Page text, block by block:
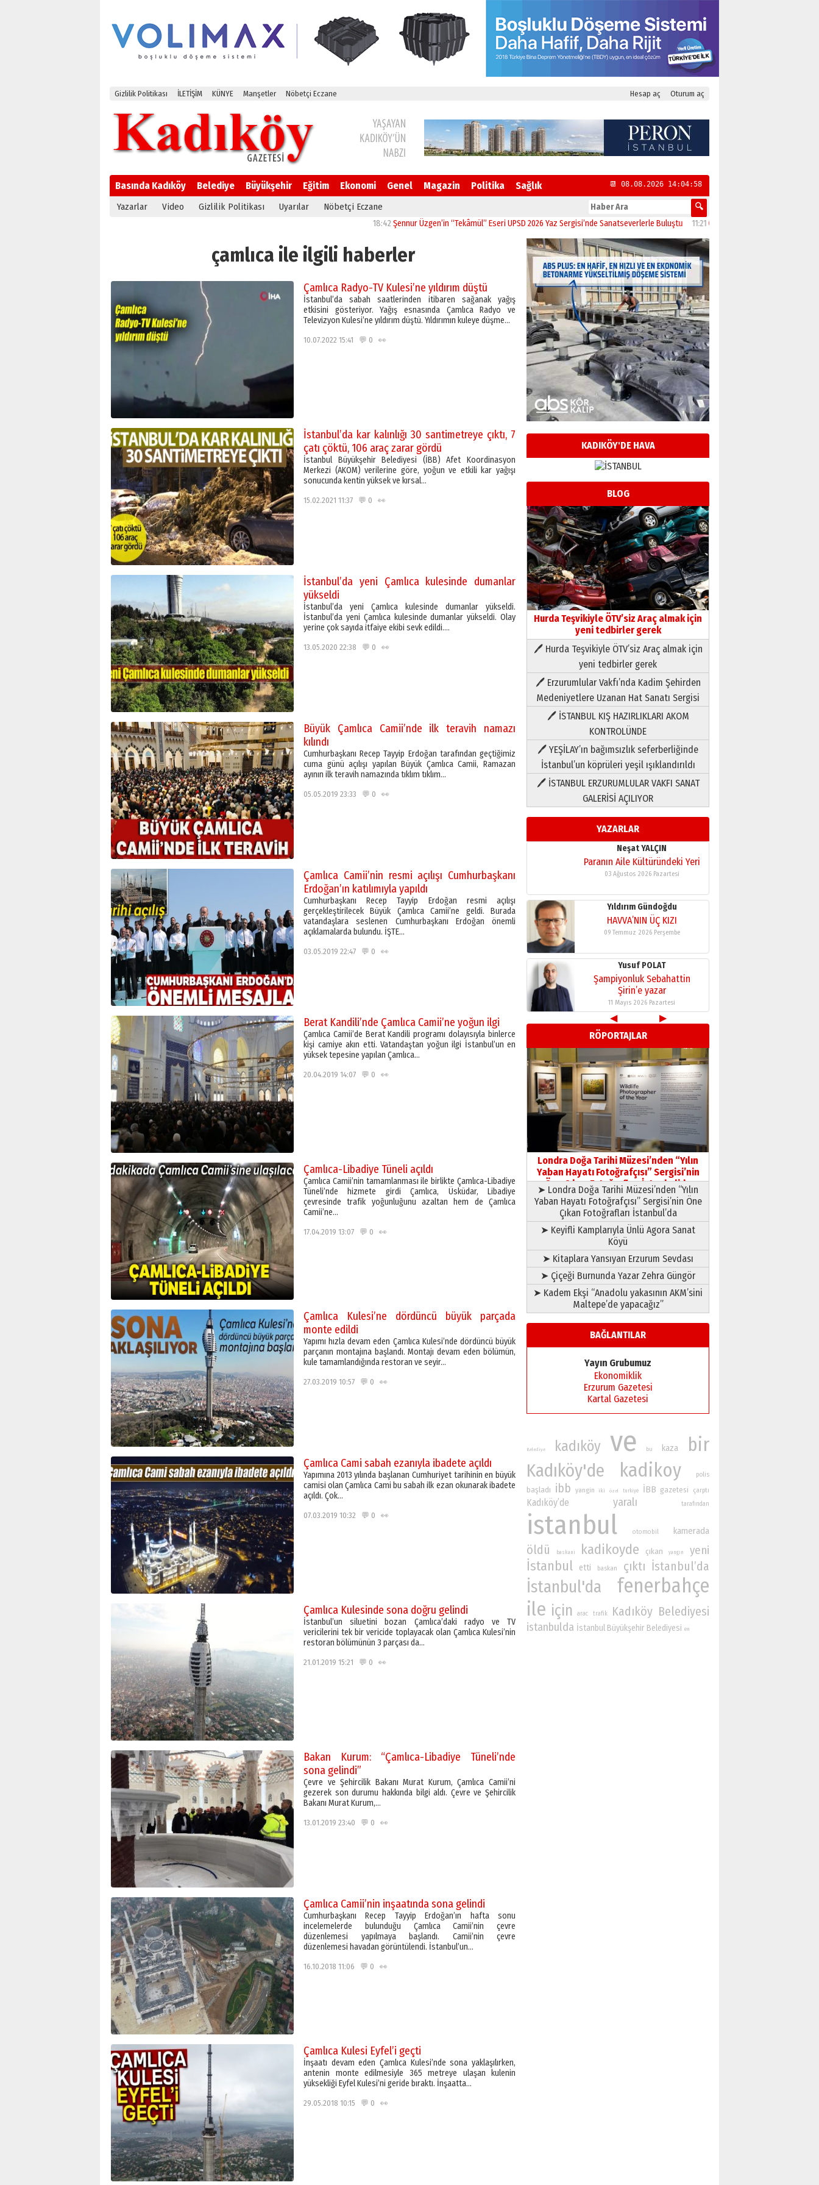
Gizlilik Politikası İLETİŞİM KÜNYE Manşetler Nöbetçi Eczane Hesap aç Oturum aç
Basında Kadıköy Belediye Büyükşehir Eğitim Ekonomi Genel Magazin Politika Sağlık 📆 08.08.2026 14:04:59
Yazarlar Video Gizlilik Politikası Uyarılar Nöbetçi Eczane
Şennur Üzgen’in “Tekâmül” Eseri UPSD 2026 Yaz Sergisi’nde Sanatseverlerle Buluştu 11:21CHP Kadıköy İlçe Başkanlığı’na Yasemin Özsaraç
çamlıca ile ilgili haberler
Çamlıca Radyo-TV Kulesi’ne yıldırım düştü
İstanbul’da sabah saatlerinden itibaren sağanak yağış
etkisini gösteriyor. Yağış esnasında Çamlıca Radyo ve
Televizyon Kulesi’ne yıldırım düştü. Yıldırımın kuleye düşme…
10.07.2022 15:41 💬 0 👀
İstanbul’da kar kalınlığı 30 santimetreye çıktı, 7
çatı çöktü, 106 araç zarar gördü
İstanbul Büyükşehir Belediyesi (İBB) Afet Koordinasyon
Merkezi (AKOM) verilerine göre, yoğun ve etkili kar yağışı
sonucunda kentin yüksek ve kırsal…
15.02.2021 11:37 💬 0 👀
İstanbul’da yeni Çamlıca kulesinde dumanlar
yükseldi
İstanbul’da yeni Çamlıca kulesinde dumanlar yükseldi.
İstanbul’da yeni Çamlıca kulesinde dumanlar yükseldi. Olay
yerine çok sayıda itfaiye ekibi sevk edildi….
13.05.2020 22:38 💬 0 👀
Büyük Çamlıca Camii’nde ilk teravih namazı
kılındı
Cumhurbaşkanı Recep Tayyip Erdoğan tarafından geçtiğimiz
cuma günü açılışı yapılan Büyük Çamlıca Camii, Ramazan
ayının ilk teravih namazında tıklım tıklım…
05.05.2019 23:33 💬 0 👀
Çamlıca Camii’nin resmi açılışı Cumhurbaşkanı
Erdoğan’ın katılımıyla yapıldı
Cumhurbaşkanı Recep Tayyip Erdoğan resmi açılışı
gerçekleştirilecek Büyük Çamlıca Camii’ne geldi. Burada
vatandaşlara seslenen Cumhurbaşkanı Erdoğan önemli
açıklamalarda bulundu. İŞTE…
03.05.2019 22:47 💬 0 👀
Berat Kandili’nde Çamlıca Camii’ne yoğun ilgi
Çamlıca Camii’de Berat Kandili programı dolayısıyla binlerce
kişi camiye akın etti. Vatandaştan yoğun ilgi İstanbul’un en
yüksek tepesine yapılan Çamlıca…
20.04.2019 14:07 💬 0 👀
Çamlıca-Libadiye Tüneli açıldı
Çamlıca Camii’nin tamamlanması ile birlikte Çamlıca-Libadiye
Tüneli’nde hizmete girdi Çamlıca, Üsküdar, Libadiye
çevresinde trafik yoğunluğunu azaltan hem de Çamlıca
Camii’ne…
17.04.2019 13:07 💬 0 👀
Çamlıca Kulesi’ne dördüncü büyük parçada
monte edildi
Yapımı hızla devam eden Çamlıca Kulesi’nde dördüncü büyük
parçanın montajına başlandı. Montajı devam eden bölümün,
kule tamamlandığında restoran ve seyir…
27.03.2019 10:57 💬 0 👀
Çamlıca Cami sabah ezanıyla ibadete açıldı
Yapımına 2013 yılında başlanan Cumhuriyet tarihinin en büyük
camisi olan Çamlıca Cami bu sabah ilk ezan okunarak ibadete
açıldı. Çok…
07.03.2019 10:32 💬 0 👀
Çamlıca Kulesinde sona doğru gelindi
İstanbul’un siluetini bozan Çamlıca’daki radyo ve TV
vericilerini tek bir vericide toplayacak olan Çamlıca Kulesi’nin
restoran bölümünün 3 parçası da…
21.01.2019 15:21 💬 0 👀
Bakan Kurum: “Çamlıca-Libadiye Tüneli’nde
sona gelindi”
Çevre ve Şehircilik Bakanı Murat Kurum, Çamlıca Camii’ni
gezerek son durumu hakkında bilgi aldı. Çevre ve Şehircilik
Bakanı Murat Kurum,…
13.01.2019 23:40 💬 0 👀
Çamlıca Camii’nin inşaatında sona gelindi
Cumhurbaşkanı Recep Tayyip Erdoğan’ın hafta sonu
incelemelerde bulunduğu Çamlıca Camii’nin çevre
düzenlemesi yapılmaya başlandı. Camii’nin çevre
düzenlemesi havadan görüntülendi. İstanbul’un…
16.10.2018 11:06 💬 0 👀
Çamlıca Kulesi Eyfel’i geçti
İnşaatı devam eden Çamlıca Kulesi’nde sona yaklaşılırken,
antenin monte edilmesiyle 365 metreye ulaşan kulenin
yüksekliği Eyfel Kulesi’ni geride bıraktı. İnşaatta…
29.05.2018 10:15 💬 0 👀
KADIKÖY'DE HAVA
BLOG
Hurda Teşvikiyle ÖTV’siz Araç almak için
yeni tedbirler gerek
🖊 Hurda Teşvikiyle ÖTV’siz Araç almak için
yeni tedbirler gerek
🖊 Erzurumlular Vakfı’nda Kadim Şehirden
Medeniyetlere Uzanan Hat Sanatı Sergisi
🖊 İSTANBUL KIŞ HAZIRLIKLARI AKOM
KONTROLÜNDE
🖊 YEŞİLAY’ın bağımsızlık seferberliğinde
İstanbul’un köprüleri yeşil ışıklandırıldı
🖊 İSTANBUL ERZURUMLULAR VAKFI SANAT
GALERİSİ AÇILIYOR
YAZARLAR
Neşat YALÇIN
Paranın Aile Kültüründeki Yeri
03 Ağustos 2026 Pazartesi
Yıldırım Gündoğdu
HAVVA’NIN ÜÇ KIZI
09 Temmuz 2026 Perşembe
Yusuf POLAT
Şampiyonluk Sebahattin
Şirin’e yazar
11 Mayıs 2026 Pazartesi
Neşat YALÇIN
Paranın Aile Kültüründeki Yeri
03 Ağustos 2026 Pazartesi
Yıldırım Gündoğdu
HAVVA’NIN ÜÇ KIZI
09 Temmuz 2026 Perşembe
Yusuf POLAT
Şampiyonluk Sebahattin
Şirin’e yazar
11 Mayıs 2026 Pazartesi
Neşat YALÇIN
Paranın Aile Kültüründeki Yeri
03 Ağustos 2026 Pazartesi
Yıldırım Gündoğdu
HAVVA’NIN ÜÇ KIZI
09 Temmuz 2026 Perşembe
Yusuf POLAT
Şampiyonluk Sebahattin
Şirin’e yazar
11 Mayıs 2026 Pazartesi
◀
▶
RÖPORTAJLAR
Londra Doğa Tarihi Müzesi’nden “Yılın
Yaban Hayatı Fotoğrafçısı” Sergisi’nin
Öne Çıkan Fotoğrafları İstanbul’da
➤ Londra Doğa Tarihi Müzesi’nden “Yılın
Yaban Hayatı Fotoğrafçısı” Sergisi’nin Öne
Çıkan Fotoğrafları İstanbul’da
➤ Keyifli Kamplarıyla Ünlü Agora Sanat
Köyü
➤ Kitaplara Yansıyan Erzurum Sevdası
➤ Çiçeği Burnunda Yazar Zehra Güngör
➤ Kadem Ekşi “Anadolu yakasının AKM’sini
Maltepe’de yapacağız”
BAĞLANTILAR
Yayın Grubumuz
Ekonomiklik
Erzurum Gazetesi
Kartal Gazetesi
Belediye kadıköy ve bu kaza bir
Kadıköy'de kadikoy polis
başladı ibb yangin iki özel turkiye İBB gazetesi çarptı
Kadıköy’de yaralı tarafından
istanbul otomobil kamerada
öldü baskani kadikoyde çıkan yangın yeni
İstanbul etti baskan çıktı İstanbul’da
İstanbul'da fenerbahçe
ile için arac trafik Kadıköy Belediyesi
istanbulda İstanbul Büyükşehir Belediyesi en